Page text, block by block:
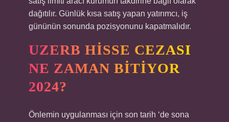
dağıtılır. Günlük kısa satış yapan yatırımcı, iş
gününün sonunda pozisyonunu kapatmalıdır.
UZERB HISSE CEZASI
NE ZAMAN BITIYOR
2024?
Önlemin uygulanması için son tarih ‘de sona